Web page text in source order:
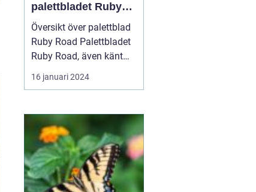
palettbladet Ruby
Road
Översikt över palettblad
Ruby Road Palettbladet
Ruby Road, även känt
som Caladium bicolor, är
en populär växt inom
trädgårdslandskap. Det
är känt för sin slående
färgpalett och
varierande mönster på
bladen. Denna artikel
kommer att g...
16 januari 2024